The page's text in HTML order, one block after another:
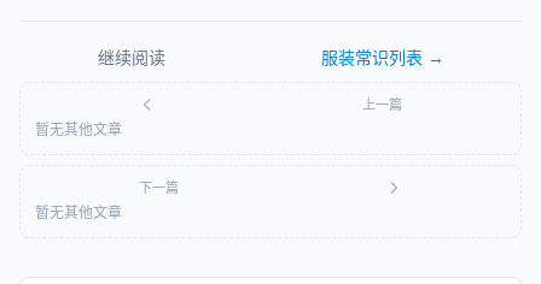
继续阅读 服装常识列表 →
上一篇
暂无其他文章
下一篇
暂无其他文章